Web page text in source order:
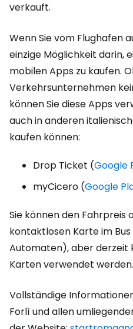
verkauft.
Wenn Sie vom Flughafen
einzige Möglichkeit darin,
mobilen Apps zu kaufen.
Verkehrsunternehmen
können Sie diese Apps
auch in anderen
kaufen können:
Drop Ticket (Google
myCicero (Google
Sie können den Fahrpreis
kontaktlosen Karte im
Automaten), aber derzeit
Karten verwendet werden.
Vollständige
Forlì und allen